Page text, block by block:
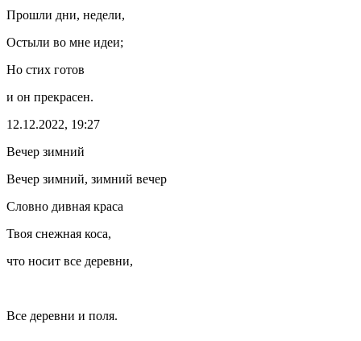
Прошли дни, недели,
Остыли во мне идеи;
Но стих готов
и он прекрасен.
12.12.2022, 19:27
Вечер зимний
Вечер зимний, зимний вечер
Словно дивная краса
Твоя снежная коса,
что носит все деревни,
Все деревни и поля.